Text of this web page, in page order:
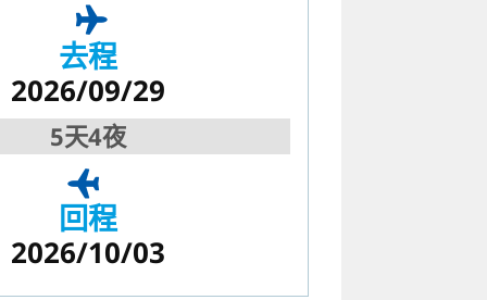
去程
2026/09/29
5天4夜
回程
2026/10/03